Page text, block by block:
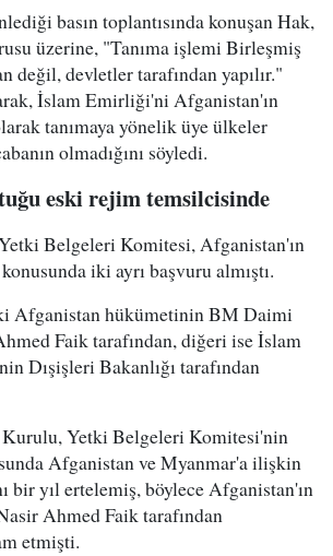
basın toplantısında konuşan Hak,
üzerine, "Tanıma işlemi Birleşmiş
değil, devletler tarafından yapılır."
İslam Emirliği'ni Afganistan'ın
tanımaya yönelik üye ülkeler
olmadığını söyledi.
eski rejim temsilcisinde
Belgeleri Komitesi, Afganistan'ın
iki ayrı başvuru almıştı.
Afganistan hükümetinin BM Daimi
Faik tarafından, diğeri ise İslam
Dışişleri Bakanlığı tarafından
Yetki Belgeleri Komitesi'nin
Afganistan ve Myanmar'a ilişkin
bir yıl ertelemiş, böylece Afganistan'ın
Ahmed Faik tarafından
etmişti.